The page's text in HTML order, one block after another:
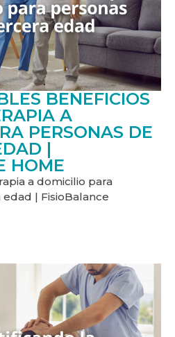
BENEFICIOS
A
PERSONAS DE
|
HOME
a domicilio para
| FisioBalance